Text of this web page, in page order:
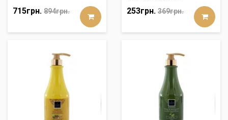
715грн. 894грн. 253грн. 369грн.